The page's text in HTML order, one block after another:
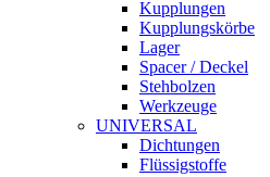
Kupplungen
Kupplungskörbe
Lager
Spacer / Deckel
Stehbolzen
Werkzeuge
UNIVERSAL
Dichtungen
Flüssigstoffe